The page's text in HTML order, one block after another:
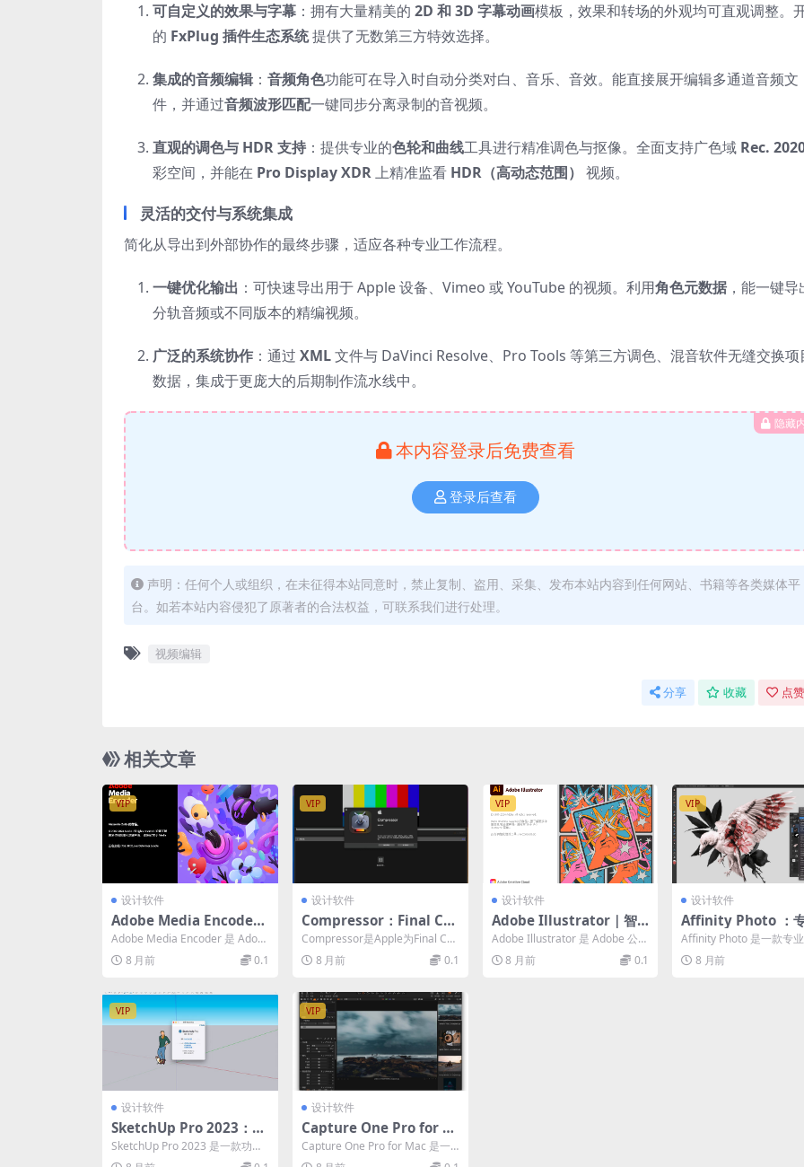
可自定义的效果与字幕 ：拥有大量精美的 2D 和 3D 字幕动画模板，效果和转场的外观均可直观调整。
的 FxPlug 插件生态系统提供了无数第三方特效选择。
集成的音频编辑： 音频角色功能可在导入时自动分类对白、音乐、音效。能直接展开编辑多通道音频文
件，并通过音频波形匹配一键同步分离录制的音视频。
直观的调色与 HDR 支持 ：提供专业的色轮和曲线工具进行精准调色与抠像。全面支持广色域 Rec.
彩空间，并能在 Pro Display XDR上精准监看 HDR（高动态范围） 视频。
灵活的交付与系统集成
简化从导出到外部协作的最终步骤，适应各种专业工作流程。
一键优化输出 ：可快速导出用于 Apple 设备、Vimeo 或 YouTube 的视频。利用角色元数据 ，能一键导
分轨音频或不同版本的精编视频。
广泛的系统协作 ：通过 XML文件与 DaVinci Resolve、Pro Tools 等第三方调色、混音软件无缝交换项
数据，集成于更庞大的后期制作流水线中。
隐藏
本内容登录后免费查看
登录后查看
声明：任何个人或组织，在未征得本站同意时，禁止复制、盗用、采集、发布本站内容到任何网站、书籍等各类媒体平
台。如若本站内容侵犯了原著者的合法权益，可联系我们进行处理。
视频编辑
分享 收藏 点
相关文章
VIP
设计软件
Adobe Media Encode
r：专业视频转码与交付引
擎｜自动化工作流与原生
硬件加速
Adobe Media Encoder 是 Adob
e Creative Clo...
8 月前 0.1
VIP
设计软件
Compressor：Final Cut
Pro 的终极编码与转码解
决方案
Compressor是Apple为Final Cut
Pro生态打造的专业级编码...
8 月前 0.1
VIP
设计软件
Adobe Illustrator｜智
能绘图、3D模型与实时协
作
Adobe Illustrator 是 Adobe 公司
推出的行业标准矢量图形设...
8 月前 0.1
VIP
设计软件
Affinity Photo ：
影师的终极工具箱
坏性编辑与跨平台
Affinity Photo 是一款专
平台（macOS/Windows/...
8 月前
VIP
设计软件
SketchUp Pro 2023：直
观高效的3D建模解决方案
｜推拉技术与LayOut出
SketchUp Pro 2023 是一款功能
全面且直观易用的专业 3D 建模
VIP
设计软件
Capture One Pro for M
ac丨专业摄影师的RAW处
理首选
Capture One Pro for Mac 是一
款面向专业摄影师和高端摄影